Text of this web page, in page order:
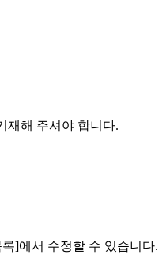
재해 주셔야 합니다.
]에서 수정할 수 있습니다.